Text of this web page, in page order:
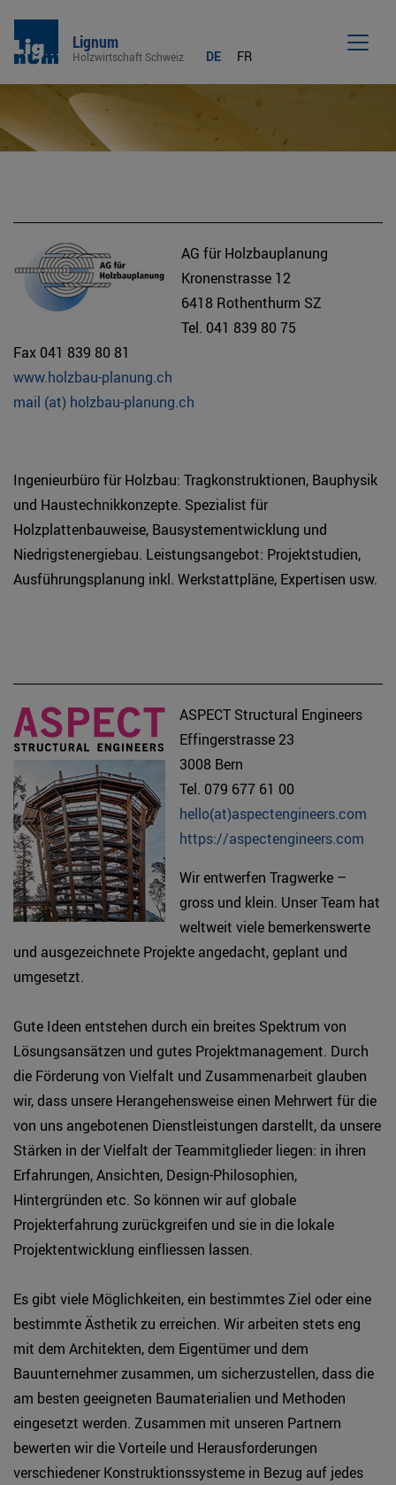
Lignum
Holzwirtschaft Schweiz DE FR
AG für Holzbauplanung
Kronenstrasse 12
6418 Rothenthurm SZ
Tel. 041 839 80 75
Fax 041 839 80 81
www.holzbau-planung.ch
mail (at) holzbau-planung.ch
Ingenieurbüro für Holzbau: Tragkonstruktionen, Bauphysik
und Haustechnikkonzepte. Spezialist für
Holzplattenbauweise, Bausystementwicklung und
Niedrigstenergiebau. Leistungsangebot: Projektstudien,
Ausführungsplanung inkl. Werkstattpläne, Expertisen usw.
ASPECT Structural Engineers
Effingerstrasse 23
3008 Bern
Tel. 079 677 61 00
hello(at)aspectengineers.com
https://aspectengineers.com
Wir entwerfen Tragwerke –
gross und klein. Unser Team hat
weltweit viele bemerkenswerte
und ausgezeichnete Projekte angedacht, geplant und
umgesetzt.
Gute Ideen entstehen durch ein breites Spektrum von
Lösungsansätzen und gutes Projektmanagement. Durch
die Förderung von Vielfalt und Zusammenarbeit glauben
wir, dass unsere Herangehensweise einen Mehrwert für die
von uns angebotenen Dienstleistungen darstellt, da unsere
Stärken in der Vielfalt der Teammitglieder liegen: in ihren
Erfahrungen, Ansichten, Design-Philosophien,
Hintergründen etc. So können wir auf globale
Projekterfahrung zurückgreifen und sie in die lokale
Projektentwicklung einfliessen lassen.
Es gibt viele Möglichkeiten, ein bestimmtes Ziel oder eine
bestimmte Ästhetik zu erreichen. Wir arbeiten stets eng
mit dem Architekten, dem Eigentümer und dem
Bauunternehmer zusammen, um sicherzustellen, dass die
am besten geeigneten Baumaterialien und Methoden
eingesetzt werden. Zusammen mit unseren Partnern
bewerten wir die Vorteile und Herausforderungen
verschiedener Konstruktionssysteme in Bezug auf jedes